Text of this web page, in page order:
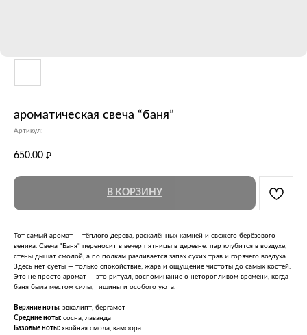
ароматическая свеча “баня”
Артикул:
650.00 ₽
В КОРЗИНУ
Тот самый аромат — тёплого дерева, раскалённых камней и свежего берёзового
веника. Свеча "Баня" переносит в вечер пятницы в деревне: пар клубится в воздухе,
стены дышат смолой, а по полкам разливается запах сухих трав и горячего воздуха.
Здесь нет суеты — только спокойствие, жара и ощущение чистоты до самых костей.
Это не просто аромат — это ритуал, воспоминание о неторопливом времени, когда
баня была местом силы, тишины и особого уюта.
Верхние ноты: эвкалипт, бергамот
Средние ноты: сосна, лаванда
Базовые ноты: хвойная смола, камфора